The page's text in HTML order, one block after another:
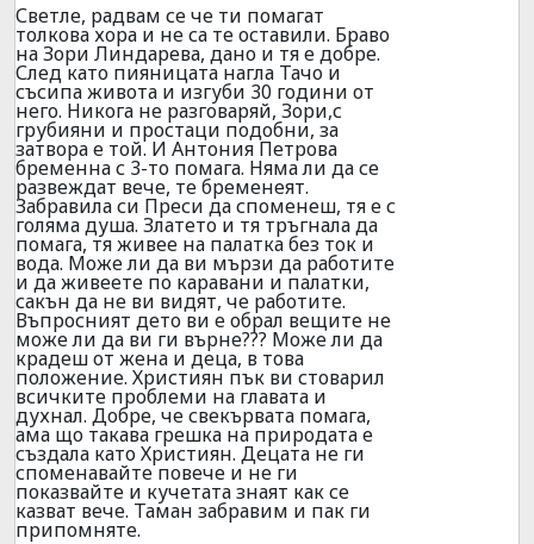
Светле, радвам се че ти помагат
толкова хора и не са те оставили. Браво
на Зори Линдарева, дано и тя е добре.
След като пияницата нагла Тачо и
съсипа живота и изгуби 30 години от
него. Никога не разговаряй, Зори,с
грубияни и простаци подобни, за
затвора е той. И Антония Петрова
бременна с 3-то помага. Няма ли да се
развеждат вече, те бременеят.
Забравила си Преси да споменеш, тя е с
голяма душа. Златето и тя тръгнала да
помага, тя живее на палатка без ток и
вода. Може ли да ви мързи да работите
и да живеете по каравани и палатки,
сакън да не ви видят, че работите.
Въпросният дето ви е обрал вещите не
може ли да ви ги върне??? Може ли да
крадеш от жена и деца, в това
положение. Християн пък ви стоварил
всичките проблеми на главата и
духнал. Добре, че свекървата помага,
ама що такава грешка на природата е
създала като Християн. Децата не ги
споменавайте повече и не ги
показвайте и кучетата знаят как се
казват вече. Таман забравим и пак ги
припомняте.